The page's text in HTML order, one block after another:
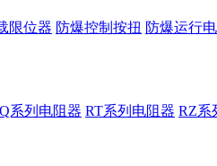
限位器 防爆控制按扭 防爆运行
系列电阻器 RT系列电阻器 RZ系